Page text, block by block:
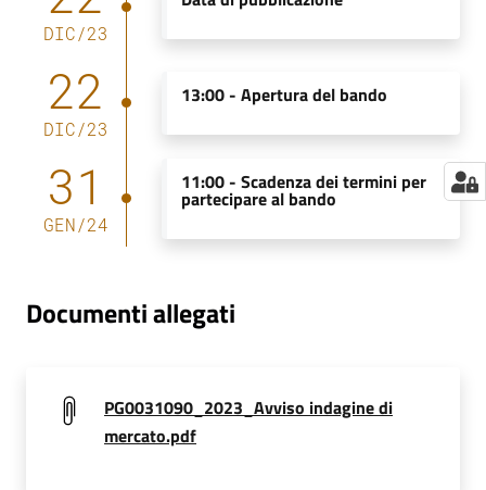
t
e
Menu selezionato
DIC/23
22
DIC/23
13:00 - Apertura del bando
31
GEN/24
11:00 - Scadenza dei termini per
partecipare al bando
Documenti allegati
PG0031090_2023_Avviso indagine di
mercato.pdf